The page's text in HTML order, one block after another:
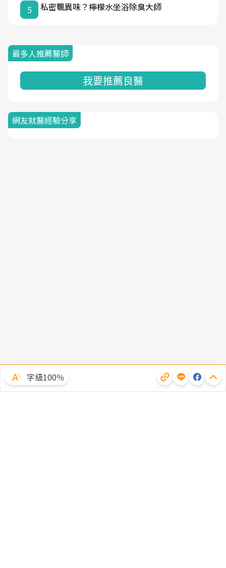
5 私密飄異味？檸檬水坐浴除臭大師
最多人推薦醫師
我要推薦良醫
網友就醫經驗分享
字級100％